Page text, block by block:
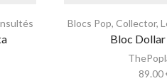
Blocs Pop, Collector,
Bloc
89.00